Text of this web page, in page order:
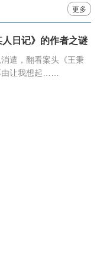
更多
日记》的作者之谜
遣，翻看案头《王秉
由让我想起……